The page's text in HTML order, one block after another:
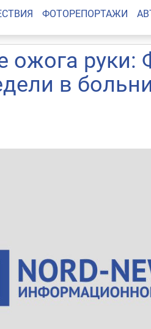
ФОТОРЕПОРТАЖИ
ожога руки:
в